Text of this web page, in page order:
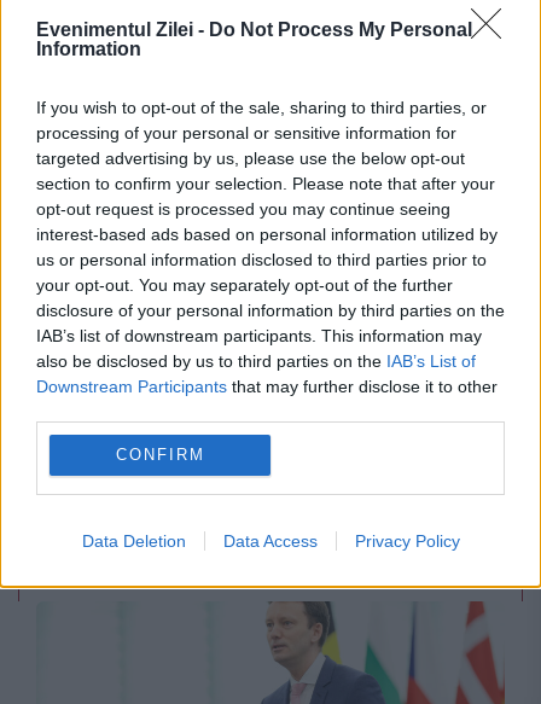
Evenimentul Zilei - Do Not Process My Personal
Information
If you wish to opt-out of the sale, sharing to third parties, or
processing of your personal or sensitive information for
targeted advertising by us, please use the below opt-out
section to confirm your selection. Please note that after your
opt-out request is processed you may continue seeing
interest-based ads based on personal information utilized by
us or personal information disclosed to third parties prior to
your opt-out. You may separately opt-out of the further
disclosure of your personal information by third parties on the
IAB’s list of downstream participants. This information may
also be disclosed by us to third parties on the IAB’s List of
Downstream Participants that may further disclose it to other
CONFIRM
Data Deletion Data Access Privacy Policy
Elena Udrea a publicat imagini uitate cu
demiterea lui Traian Băsescu
Sorin Grindeanu: Parlamentul a evitat
pierderea a 5,8 miliarde de euro din PNRR și a
deblocat 16,7 miliarde din SAFE